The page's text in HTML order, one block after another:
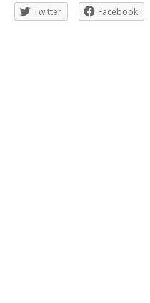
Twitter Facebook